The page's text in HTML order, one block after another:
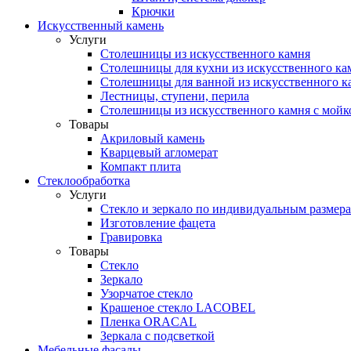
Крючки
Искусственный камень
Услуги
Столешницы из искусственного камня
Столешницы для кухни из искусственного
Столешницы для ванной из искусственного
Лестницы, ступени, перила
Столешницы из искусственного камня с
Товары
Акриловый камень
Кварцевый агломерат
Компакт плита
Стеклообработка
Услуги
Стекло и зеркало по индивидуальным
Изготовление фацета
Гравировка
Товары
Стекло
Зеркало
Узорчатое стекло
Крашеное стекло LACOBEL
Пленка ORACAL
Зеркала с подсветкой